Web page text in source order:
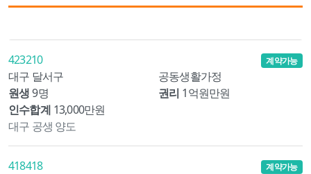
423210
대구 달서구
공동생활가정
원생 9명 권리 1억원만원
인수합계 13,000만원
계약가능
대구 공생 양도
418418
계약가능